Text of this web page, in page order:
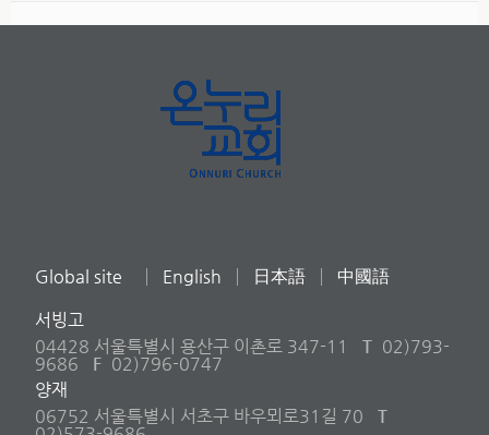
Global site English 日本語 中國語
서빙고
04428 서울특별시 용산구 이촌로 347-11
T 02)793-
9686
F 02)796-0747
양재
06752 서울특별시 서초구 바우뫼로31길 70
T